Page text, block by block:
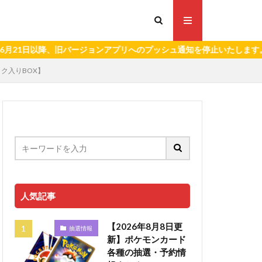
、旧バージョンアプリへのプッシュ通知を停止いたします。）
入りBOX】
人気記事
抽選情報
【2026年8月8日更
新】ポケモンカード
各種の抽選・予約情